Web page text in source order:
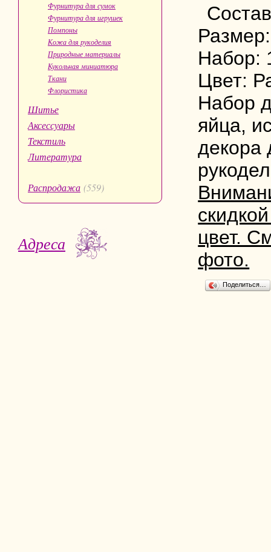
Фурнитура для сумок
Фурнитура для игрушек
Помпоны
Кожа для рукоделия
Природные материалы
Кукольная миниатюра
Ткани
Флористика
Шитье
Аксессуары
Текстиль
Литература
Распродажа (559)
Адреса
Набор:
Цвет:
Набор
яйца,
декора
цвет.
фото.
Поделиться…